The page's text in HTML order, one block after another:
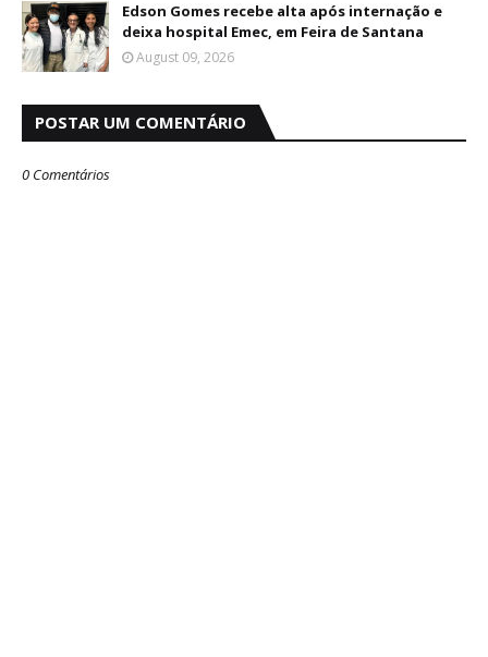
Edson Gomes recebe alta após internação e
deixa hospital Emec, em Feira de Santana
August 09, 2026
POSTAR UM COMENTÁRIO
0 Comentários